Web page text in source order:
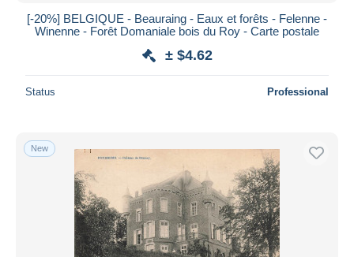
[-20%] BELGIQUE - Beauraing - Eaux et forêts - Felenne -
Winenne - Forêt Domaniale bois du Roy - Carte postale
± $4.62
Status Professional
New